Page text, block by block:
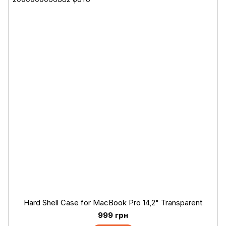
Hard Shell Case for MacBook Pro 14,2" Transparent
999 грн